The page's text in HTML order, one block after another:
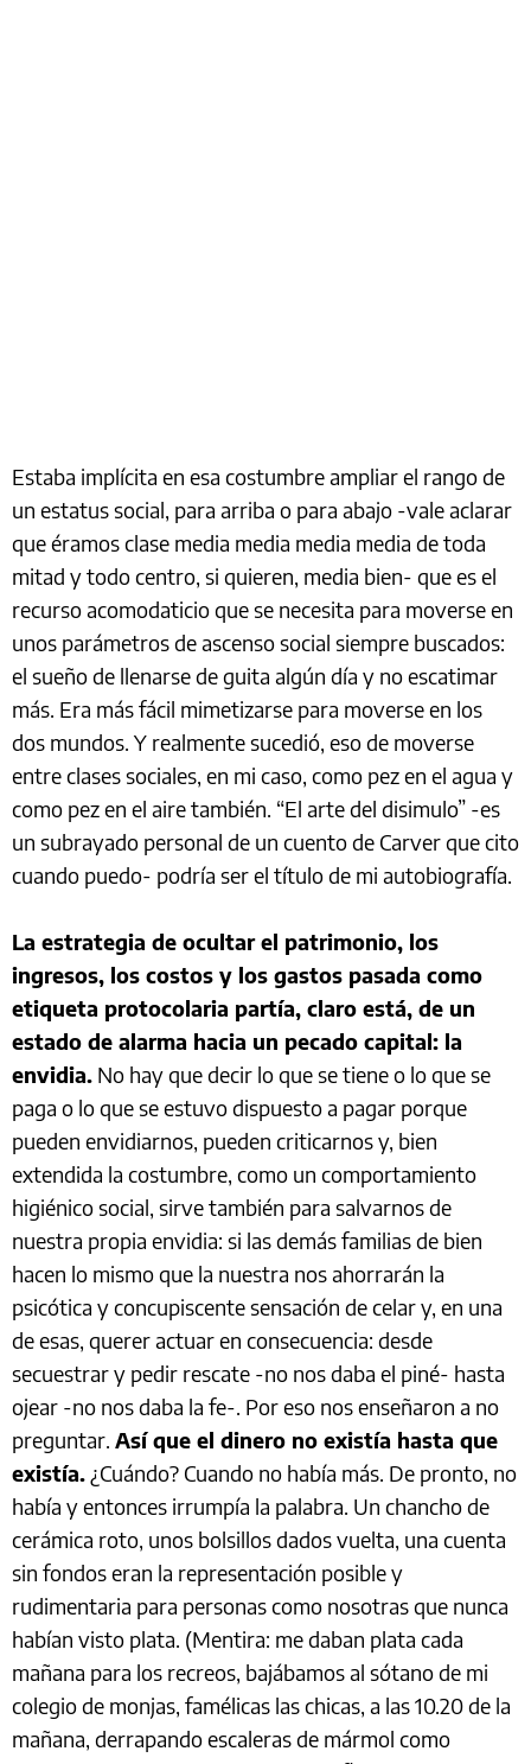
Estaba implícita en esa costumbre ampliar el rango de
un estatus social, para arriba o para abajo -vale aclarar
que éramos clase media media media media de toda
mitad y todo centro, si quieren, media bien- que es el
recurso acomodaticio que se necesita para moverse en
unos parámetros de ascenso social siempre buscados:
el sueño de llenarse de guita algún día y no escatimar
más. Era más fácil mimetizarse para moverse en los
dos mundos. Y realmente sucedió, eso de moverse
entre clases sociales, en mi caso, como pez en el agua y
como pez en el aire también. “El arte del disimulo” -es
un subrayado personal de un cuento de Carver que cito
cuando puedo- podría ser el título de mi autobiografía.
La estrategia de ocultar el patrimonio, los
ingresos, los costos y los gastos pasada como
etiqueta protocolaria partía, claro está, de un
estado de alarma hacia un pecado capital: la
envidia. No hay que decir lo que se tiene o lo que se
paga o lo que se estuvo dispuesto a pagar porque
pueden envidiarnos, pueden criticarnos y, bien
extendida la costumbre, como un comportamiento
higiénico social, sirve también para salvarnos de
nuestra propia envidia: si las demás familias de bien
hacen lo mismo que la nuestra nos ahorrarán la
psicótica y concupiscente sensación de celar y, en una
de esas, querer actuar en consecuencia: desde
secuestrar y pedir rescate -no nos daba el piné- hasta
ojear -no nos daba la fe-. Por eso nos enseñaron a no
preguntar. Así que el dinero no existía hasta que
existía. ¿Cuándo? Cuando no había más. De pronto, no
había y entonces irrumpía la palabra. Un chancho de
cerámica roto, unos bolsillos dados vuelta, una cuenta
sin fondos eran la representación posible y
rudimentaria para personas como nosotras que nunca
habían visto plata. (Mentira: me daban plata cada
mañana para los recreos, bajábamos al sótano de mi
colegio de monjas, famélicas las chicas, a las 10.20 de la
mañana, derrapando escaleras de mármol como